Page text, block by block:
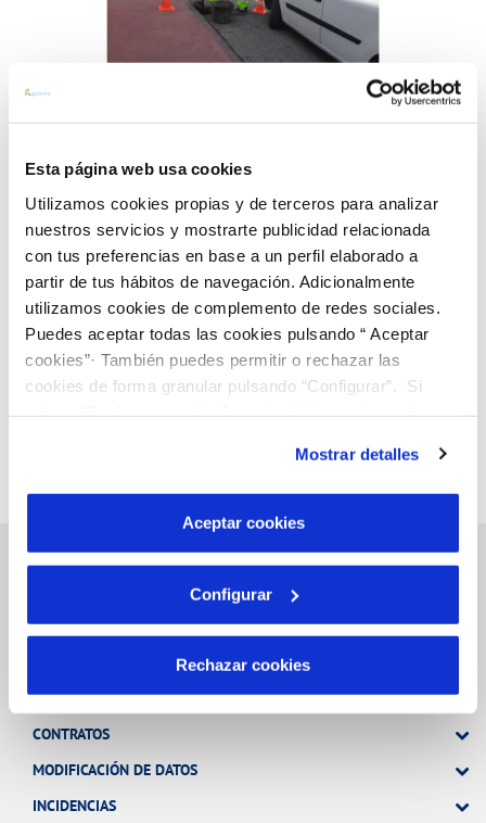
Esta página web usa cookies
Utilizamos cookies propias y de terceros para analizar
nuestros servicios y mostrarte publicidad relacionada
con tus preferencias en base a un perfil elaborado a
partir de tus hábitos de navegación. Adicionalmente
utilizamos cookies de complemento de redes sociales.
Puedes aceptar todas las cookies pulsando “ Aceptar
cookies”· También puedes permitir o rechazar las
cookies de forma granular pulsando “Configurar”. Si
son indispensables para que el sitio web funcione y que
por tanto no se pueden desactivar. Puedes consultar
más información en nuestraPolítica de Cookies
Mostrar detalles
Aceptar cookies
Configurar
Rechazar cookies
10 SEP 2025
AGUASVIRA INICIA LA CAMPAÑA DE OTOÑO DE
LIMPIEZA PREVENTIVA DE IMBORNALES Y
CONTROL DE PUNTOS CRÍTICOS
Anterior Siguiente
Gestiones Online
FACTURAS, PAGOS Y CONSUMOS
CONTRATOS
MODIFICACIÓN DE DATOS
INCIDENCIAS